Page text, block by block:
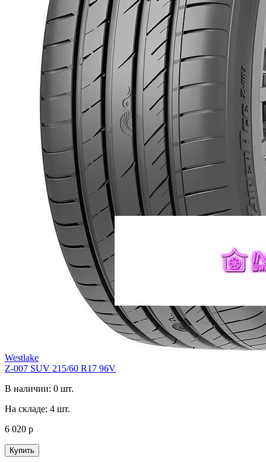
Westlake
Z-007 SUV 215/60 R17 96V
В наличии: 0 шт.
На складе: 4 шт.
6 020 р
Купить